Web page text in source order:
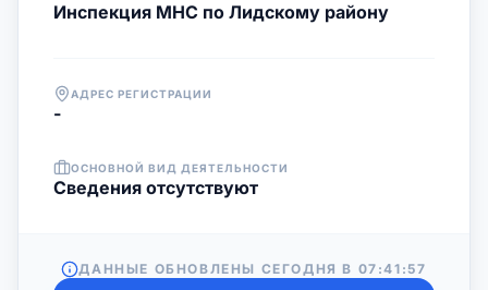
Инспекция МНС по Лидскому району
АДРЕС РЕГИСТРАЦИИ
-
ОСНОВНОЙ ВИД ДЕЯТЕЛЬНОСТИ
Cведения отсутствуют
ДАННЫЕ ОБНОВЛЕНЫ СЕГОДНЯ В 07:41:57